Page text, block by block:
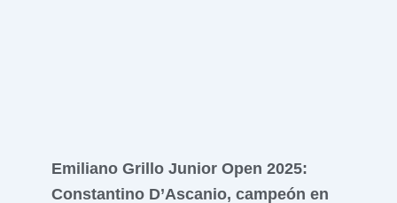
Emiliano Grillo Junior Open 2025:
Constantino D’Ascanio, campeón en